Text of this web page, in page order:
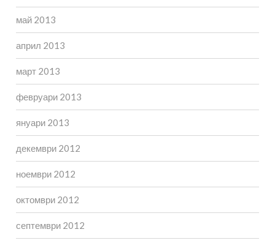
май 2013
април 2013
март 2013
февруари 2013
януари 2013
декември 2012
ноември 2012
октомври 2012
септември 2012